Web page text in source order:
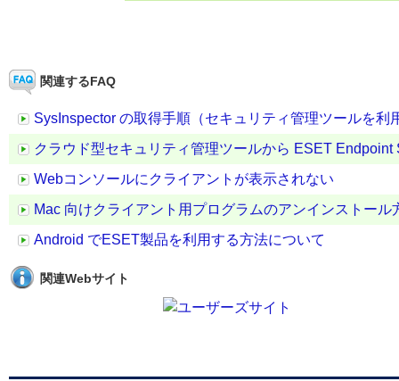
関連するFAQ
SysInspector の取得手順（セキュリティ管理ツールを利
クラウド型セキュリティ管理ツールから ESET
Webコンソールにクライアントが表示されない
Mac 向けクライアント用プログラムのアンインストール
Android でESET製品を利用する方法について
関連Webサイト